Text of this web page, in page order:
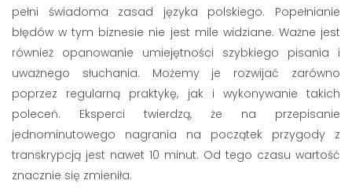
pełni świadoma zasad języka polskiego. Popełnianie
błędów w tym biznesie nie jest mile widziane. Ważne jest
również opanowanie umiejętności szybkiego pisania i
uważnego słuchania. Możemy je rozwijać zarówno
poprzez regularną praktykę, jak i wykonywanie takich
poleceń. Eksperci twierdzą, że na przepisanie
jednominutowego nagrania na początek przygody z
transkrypcją jest nawet 10 minut. Od tego czasu wartość
znacznie się zmieniła.